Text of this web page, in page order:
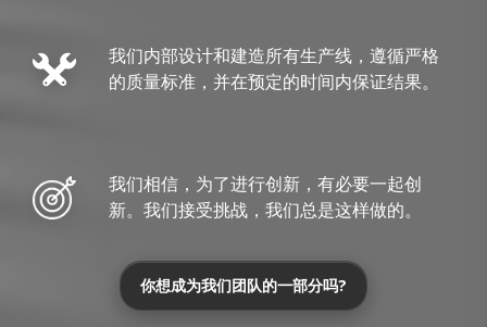
我们内部设计和建造所有生产线，遵循严格
的质量标准，并在预定的时间内保证结果。
我们相信，为了进行创新，有必要一起创
新。我们接受挑战，我们总是这样做的。
你想成为我们团队的一部分吗?